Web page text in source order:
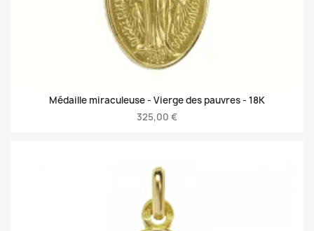
Médaille miraculeuse - Vierge des pauvres - 18K
325,00 €